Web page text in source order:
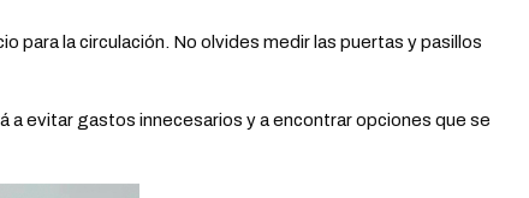
para la circulación. No olvides medir las puertas y pasillos
evitar gastos innecesarios y a encontrar opciones que se